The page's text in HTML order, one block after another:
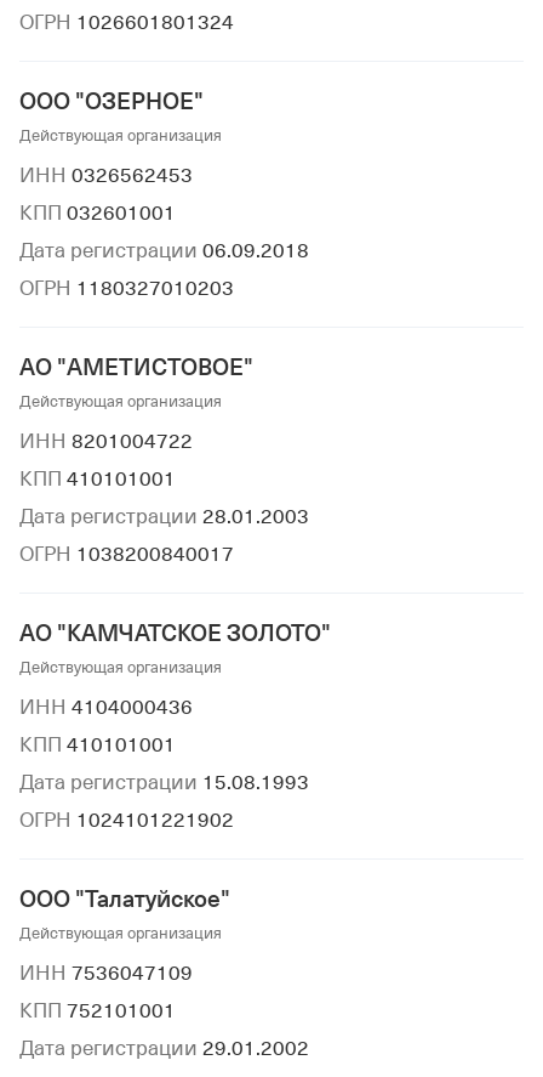
ОГРН 1026601801324
ООО "ОЗЕРНОЕ"
Действующая организация
ИНН 0326562453
КПП 032601001
Дата регистрации 06.09.2018
ОГРН 1180327010203
АО "АМЕТИСТОВОЕ"
Действующая организация
ИНН 8201004722
КПП 410101001
Дата регистрации 28.01.2003
ОГРН 1038200840017
АО "КАМЧАТСКОЕ ЗОЛОТО"
Действующая организация
ИНН 4104000436
КПП 410101001
Дата регистрации 15.08.1993
ОГРН 1024101221902
ООО "Талатуйское"
Действующая организация
ИНН 7536047109
КПП 752101001
Дата регистрации 29.01.2002